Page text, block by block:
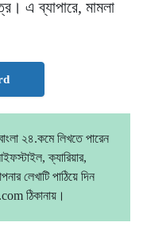
এ ব্যাপারে, মামলা
২৪.কমে লিখতে পারেন
ক্যারিয়ার,
লেখাটি পাঠিয়ে দিন
ঠিকানায়।